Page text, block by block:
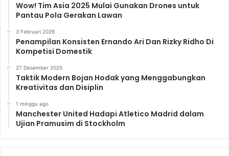
Wow! Tim Asia 2025 Mulai Gunakan Drones untuk
Pantau Pola Gerakan Lawan
3 Februari 2026
Penampilan Konsisten Ernando Ari Dan Rizky Ridho Di
Kompetisi Domestik
27 Desember 2025
Taktik Modern Bojan Hodak yang Menggabungkan
Kreativitas dan Disiplin
1 minggu ago
Manchester United Hadapi Atletico Madrid dalam
Ujian Pramusim di Stockholm